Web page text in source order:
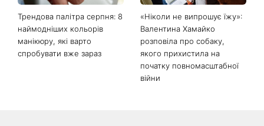
Трендова палітра серпня: 8
наймодніших кольорів
манікюру, які варто
спробувати вже зараз
«Ніколи не випрошує їжу»:
Валентина Хамайко
розповіла про собаку,
якого прихистила на
початку повномасштабної
війни